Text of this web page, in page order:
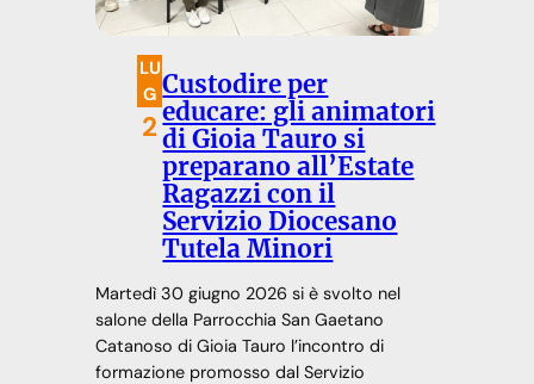
LU
G
2
Custodire per
educare: gli animatori
di Gioia Tauro si
preparano all’Estate
Ragazzi con il
Servizio Diocesano
Tutela Minori
Martedì 30 giugno 2026 si è svolto nel
salone della Parrocchia San Gaetano
Catanoso di Gioia Tauro l’incontro di
formazione promosso dal Servizio